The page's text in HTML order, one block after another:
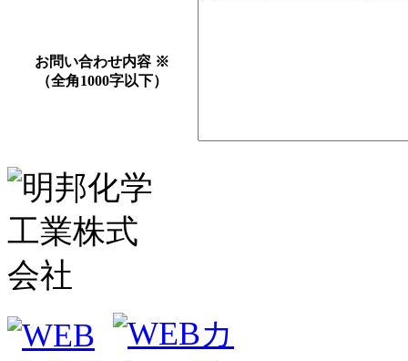
お問い合わせ内容 ※
（全角1000字以下）